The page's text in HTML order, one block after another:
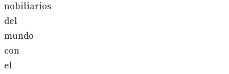
nobiliarios
del
mundo
con
el